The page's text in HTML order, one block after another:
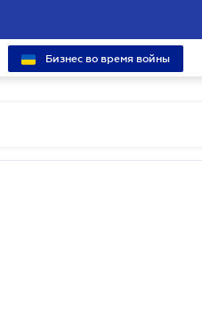
Бизнес во время войны